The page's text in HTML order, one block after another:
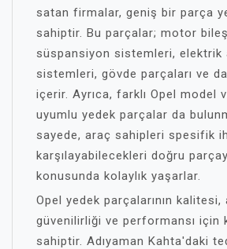
satan firmalar, geniş bir parça
sahiptir. Bu parçalar; motor
süspansiyon sistemleri, elektrik
sistemleri, gövde parçaları ve
içerir. Ayrıca, farklı Opel model
uyumlu yedek parçalar da
sayede, araç sahipleri spesifik
karşılayabilecekleri doğru
konusunda kolaylık yaşarlar.
Opel yedek parçalarının kalitesi,
güvenilirliği ve performansı için
sahiptir. Adıyaman Kahta'daki